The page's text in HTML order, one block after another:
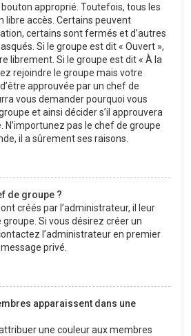
approprié. Toutefois, tous les
libre accès. Certains peuvent
certains sont fermés et d’autres
Si le groupe est dit « Ouvert »,
librement. Si le groupe est dit « À la
rejoindre le groupe mais votre
approuvée par un chef de
vous demander pourquoi vous
et ainsi décider s’il approuvera
N’importunez pas le chef de groupe
il a sûrement ses raisons.
de groupe ?
créés par l’administrateur, il leur
Si vous désirez créer un
l’administrateur en premier
privé.
apparaissent dans une
une couleur aux membres